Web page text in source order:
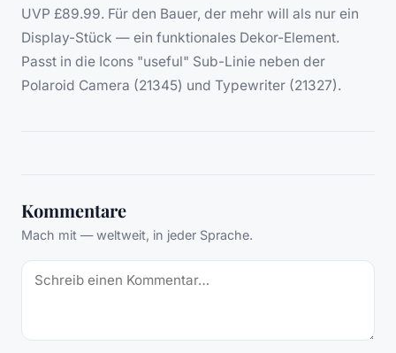
UVP £89.99. Für den Bauer, der mehr will als nur ein
Display-Stück — ein funktionales Dekor-Element.
Passt in die Icons "useful" Sub-Linie neben der
Polaroid Camera (21345) und Typewriter (21327).
Kommentare
Mach mit — weltweit, in jeder Sprache.